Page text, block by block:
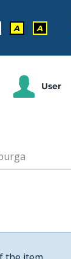
A A
User